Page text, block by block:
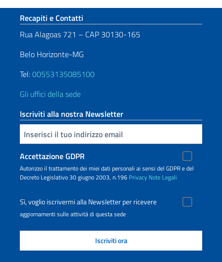
Sezione footer
Recapiti e Contatti
Rua Alagoas 721 – CAP 30130-165
Belo Horizonte-MG
Tel:00553135085100
Gli uffici della sede
Iscriviti alla nostra Newsletter
Inserisci la tua email
Accettazione GDPR
Autorizzo il trattamento dei miei dati personali ai sensi del GDPR e del
Decreto Legislativo 30 giugno 2003, n.196 Privacy Note Legali
Sì, voglio iscrivermi alla Newsletter per ricevere
aggiornamenti sulle attività di questa sede